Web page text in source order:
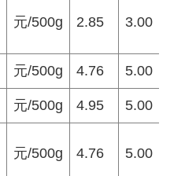
元/500g 2.85 3.00
元/500g 4.76 5.00
元/500g 4.95 5.00
元/500g 4.76 5.00